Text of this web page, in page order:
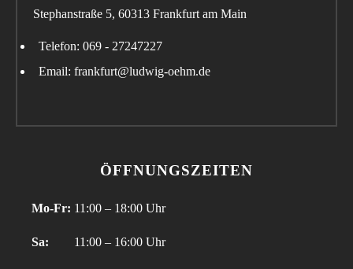
Stephanstraße 5, 60313 Frankfurt am Main
Telefon: 069 - 27247227
Email: frankfurt@ludwig-oehm.de
ÖFFNUNGSZEITEN
Mo-Fr: 11:00 – 18:00 Uhr
Sa: 11:00 – 16:00 Uhr